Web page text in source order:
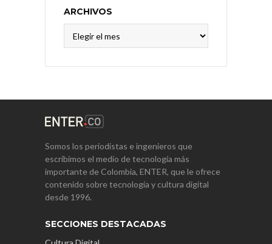
ARCHIVOS
Somos los periodistas e ingenieros que
escribimos el medio de tecnología más
importante de Colombia, ENTER, que le ofrece
contenido sobre tecnología y cultura digital
desde 1996.
SECCIONES DESTACADAS